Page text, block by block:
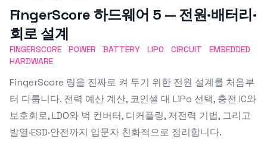
FingerScore 하드웨어 5 — 전원·배터리·
회로 설계
FINGERSCORE POWER BATTERY LIPO CIRCUIT
EMBEDDED
HARDWARE
FingerScore 링을 진짜로 켜 두기 위한 전원 설계를 처음부
터 다룹니다. 전력 예산 계산, 코인셀 대 LiPo 선택, 충전 IC와
보호회로, LDO와 벅 컨버터, 디커플링, 저전력 기법, 그리고
발열·ESD·안전까지 입문자 친화적으로 정리합니다.